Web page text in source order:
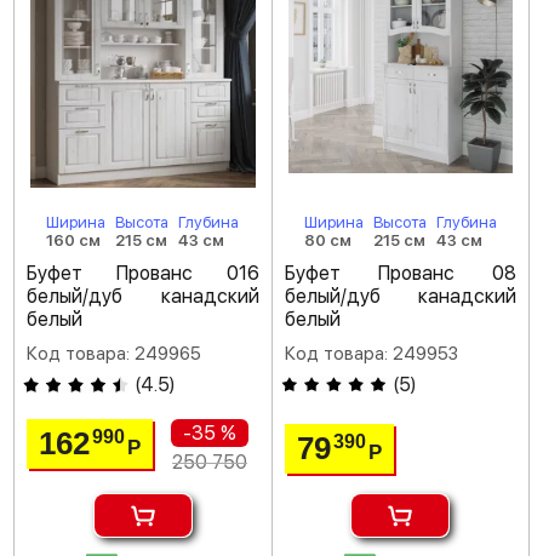
Ширина
160 см
Высота
215 см
Глубина
43 см
Буфет Прованс 016
белый/дуб канадский
белый
Код товара: 249965
(4.5)
162990Р
-35 %
250 750
Ширина
80 см
Высота
215 см
Глубина
43 см
Буфет Прованс 08
белый/дуб канадский
белый
Код товара: 249953
(5)
79390 Р